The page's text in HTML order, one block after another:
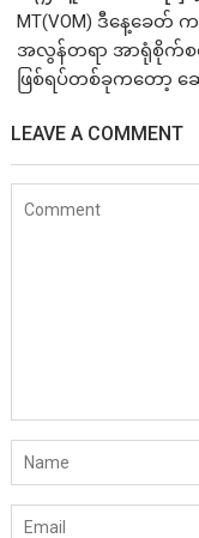
MT(VOM) ​ဒီနေ့ခေတ်
အလွန်တရာ အာရုံစိုက်စရ
ဖြစ်ရပ်တစ်ခုကတော့ ဆ
LEAVE A COMMENT